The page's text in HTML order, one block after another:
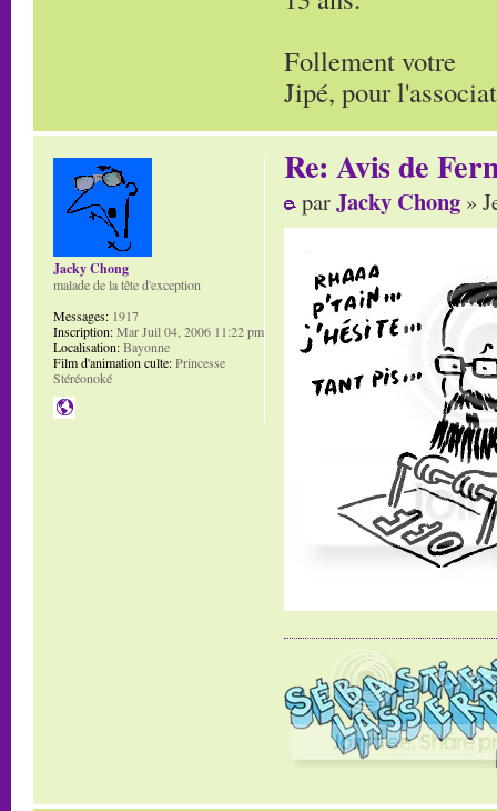
Follement votre
Jipé, pour
Re: Avis de
parJacky Chong »
Jacky Chong
malade de la tête d'exception
Messages: 1917
Inscription:Mar Juil 04, 2006 11:22 pm
Localisation:Bayonne
Film d'animation culte:Princesse
Stéréonoké